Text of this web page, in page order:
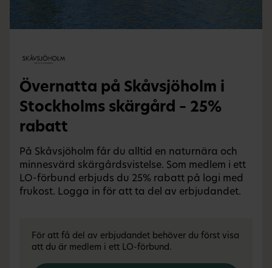
Övernatta på Skåvsjöholm i
Stockholms skärgård – 25%
rabatt
På Skåvsjöholm får du alltid en naturnära och
minnesvärd skärgårdsvistelse. Som medlem i ett
LO-förbund erbjuds du 25% rabatt på logi med
frukost. Logga in för att ta del av erbjudandet.
För att få del av erbjudandet behöver du först visa
att du är medlem i ett LO-förbund.